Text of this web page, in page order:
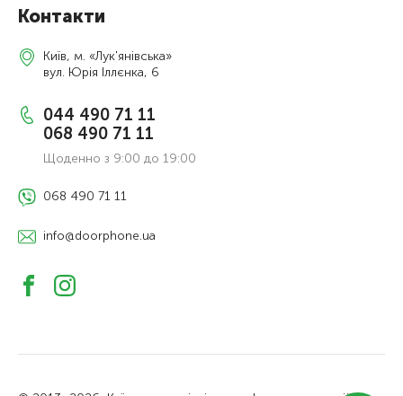
Контакти
Київ, м. «Лук'янівська»
вул. Юрія Іллєнка, 6
044 490 71 11
068 490 71 11
Щоденно з 9:00 до 19:00
068 490 71 11
info@doorphone.ua